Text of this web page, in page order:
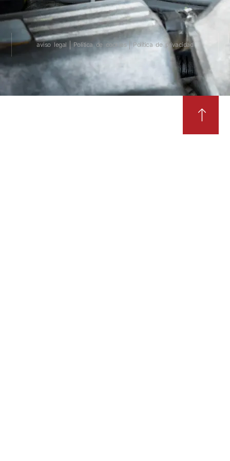
aviso legal Política de cookies Política de privacidad